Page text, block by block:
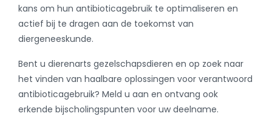
kans om hun antibioticagebruik te optimaliseren en
actief bij te dragen aan de toekomst van
diergeneeskunde.
Bent u dierenarts gezelschapsdieren en op zoek naar
het vinden van haalbare oplossingen voor verantwoord
antibioticagebruik? Meld u aan en ontvang ook
erkende bijscholingspunten voor uw deelname.